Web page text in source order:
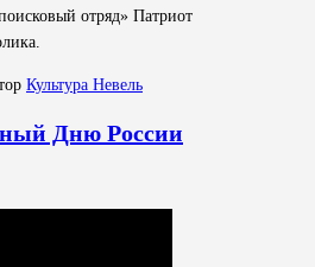
отряд» Патриот
Культура Невель
Дню России